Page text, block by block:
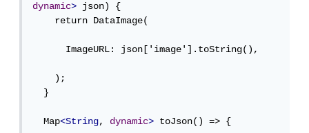
dynamic> json) {
    return DataImage(
      ImageURL: json['image'].toString(),
    );
  }
  Map
<String, dynamic> toJson() => {